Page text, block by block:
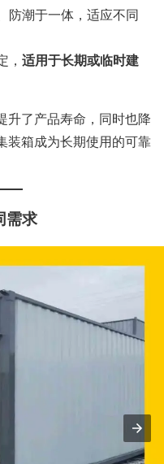
防潮于一体，适应不同
， 适用于长期或临时建
升了产品寿命，同时也降
装箱成为长期使用的可靠
需求